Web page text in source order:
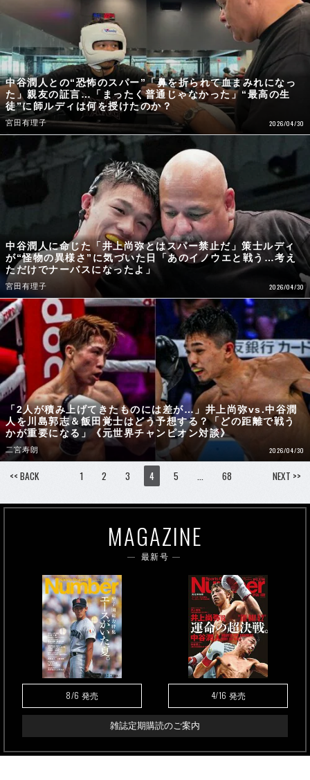
中谷潤人との“恐怖のスパー”「鼻を折られて血まみれになっ
た」親友の証言…「まったく普通じゃなかった」“最高の生
徒”に師ルディは何を授けたのか？
宮田有理子 2026/04/30
中谷潤人に命じた「井上尚弥とはスパー禁止だ」策士ルディ
が“怪物の異様さ”に気づいた日「あのイノウエと戦う…考え
ただけでナーバスになったよ」
宮田有理子 2026/04/30
「2人が積み上げてきたものには差が…」井上尚弥vs.中谷潤
人を川島郭志＆飯田覚士はどう予想する？「どの距離で戦う
かが重要になる」《元世界チャンピオン対談》
二宮寿朗 2026/04/30
<< BACK 1 2 3 4 5 68 NEXT >>
MAGAZINE
最新号
8/6 発売 4/16 発売
雑誌定期購読のご案内